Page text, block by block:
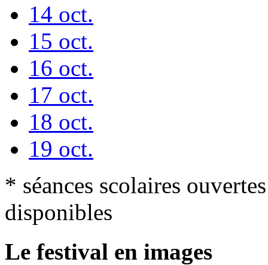
14 oct.
15 oct.
16 oct.
17 oct.
18 oct.
19 oct.
* séances scolaires
disponibles
Le festival en images